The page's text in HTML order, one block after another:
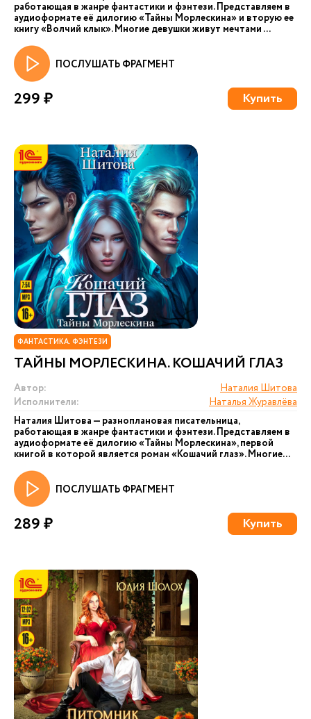
работающая в жанре фантастики и фэнтези. Представляем в
аудиоформате её дилогию «Тайны Морлескина» и вторую ее
книгу «Волчий клык». Многие девушки живут мечтами ...
ПОСЛУШАТЬ ФРАГМЕНТ
299 ₽ Купить
ФАНТАСТИКА. ФЭНТЕЗИ
ТАЙНЫ МОРЛЕСКИНА. КОШАЧИЙ ГЛАЗ
Автор:
Наталия Шитова
Исполнители:
Наталья Журавлёва
Наталия Шитова — разноплановая писательница,
работающая в жанре фантастики и фэнтези. Представляем в
аудиоформате её дилогию «Тайны Морлескина», первой
книгой в которой является роман «Кошачий глаз». Многие...
ПОСЛУШАТЬ ФРАГМЕНТ
289 ₽ Купить